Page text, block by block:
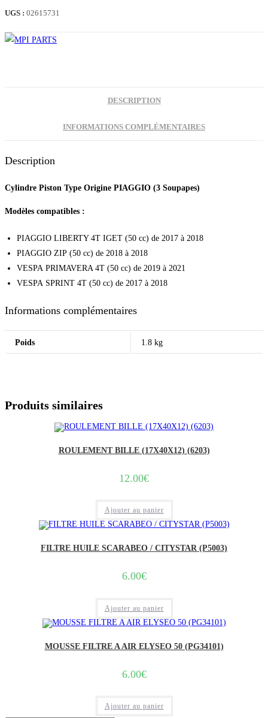
PIAGGIO
4T
UGS : 02615731
DESCRIPTION
INFORMATIONS COMPLÉMENTAIRES
Description
Cylindre Piston Type Origine PIAGGIO (3 Soupapes)
Modèles compatibles :
PIAGGIO LIBERTY 4T IGET (50 cc) de 2017 à 2018
PIAGGIO ZIP (50 cc) de 2018 à 2018
VESPA PRIMAVERA 4T (50 cc) de 2019 à 2021
VESPA SPRINT 4T (50 cc) de 2017 à 2018
Informations complémentaires
Poids 1.8 kg
Produits similaires
ROULEMENT BILLE (17X40X12) (6203)
12.00€
Ajouter au panier
FILTRE HUILE SCARABEO / CITYSTAR (P5003)
6.00€
Ajouter au panier
MOUSSE FILTRE A AIR ELYSEO 50 (PG34101)
6.00€
Ajouter au panier